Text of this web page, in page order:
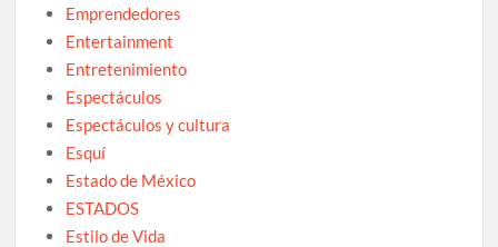
Emprendedores
Entertainment
Entretenimiento
Espectáculos
Espectáculos y cultura
Esquí
Estado de México
ESTADOS
Estilo de Vida